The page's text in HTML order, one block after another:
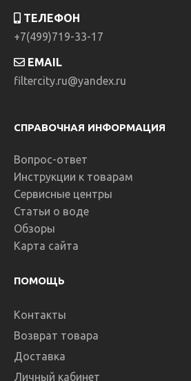
ТЕЛЕФОН
+7(499)719-33-17
EMAIL
filtercity.ru@yandex.ru
СПРАВОЧНАЯ ИНФОРМАЦИЯ
Вопрос-ответ
Инструкции к товарам
Сервисные центры
Статьи о воде
Обзоры
Карта сайта
ПОМОЩЬ
Контакты
Возврат товара
Доставка
Личный кабинет